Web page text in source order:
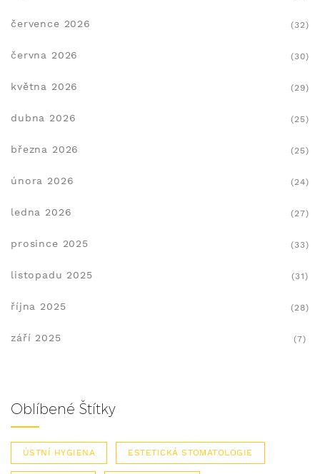
července 2026 (32)
června 2026 (30)
května 2026 (29)
dubna 2026 (25)
března 2026 (25)
února 2026 (24)
ledna 2026 (27)
prosince 2025 (33)
listopadu 2025 (31)
října 2025 (28)
září 2025 (7)
Oblíbené Štítky
ÚSTNÍ HYGIENA ESTETICKÁ STOMATOLOGIE